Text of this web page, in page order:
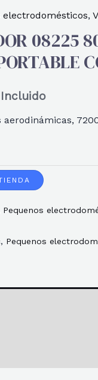
electrodomésticos,
08225
Incluido
aerodinámicas,
Pequenos
, Pequenos